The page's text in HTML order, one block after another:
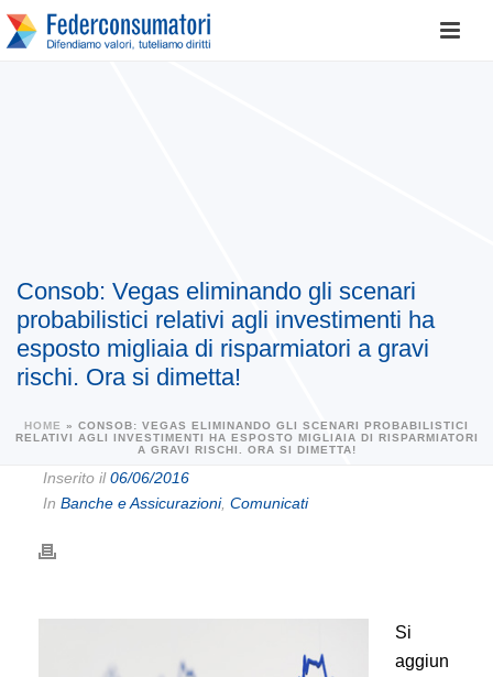
Consob: Vegas eliminando gli scenari
probabilistici relativi agli investimenti ha
esposto migliaia di risparmiatori a gravi
rischi. Ora si dimetta!
HOME » CONSOB: VEGAS ELIMINANDO GLI SCENARI PROBABILISTICI
RELATIVI AGLI INVESTIMENTI HA ESPOSTO MIGLIAIA DI RISPARMIATORI
A GRAVI RISCHI. ORA SI DIMETTA!
Inserito il06/06/2016
In Banche e Assicurazioni, Comunicati
Si
aggiun